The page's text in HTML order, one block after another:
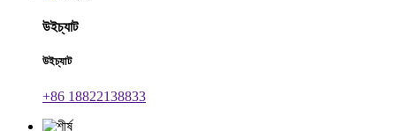
উইচ্যাট
উইচ্যাট
+86 18822138833